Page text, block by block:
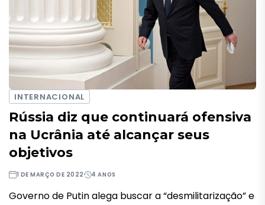
INTERNACIONAL
Rússia diz que continuará ofensiva
na Ucrânia até alcançar seus
objetivos
1 DE MARÇO DE 2022 4 ANOS
Governo de Putin alega buscar a “desmilitarização” e